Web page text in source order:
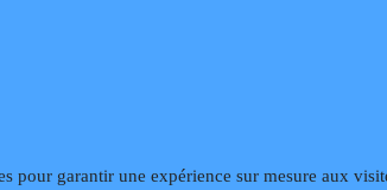
Contact mail Site hébergé par Infomaniak
pour garantir une expérience sur mesure aux